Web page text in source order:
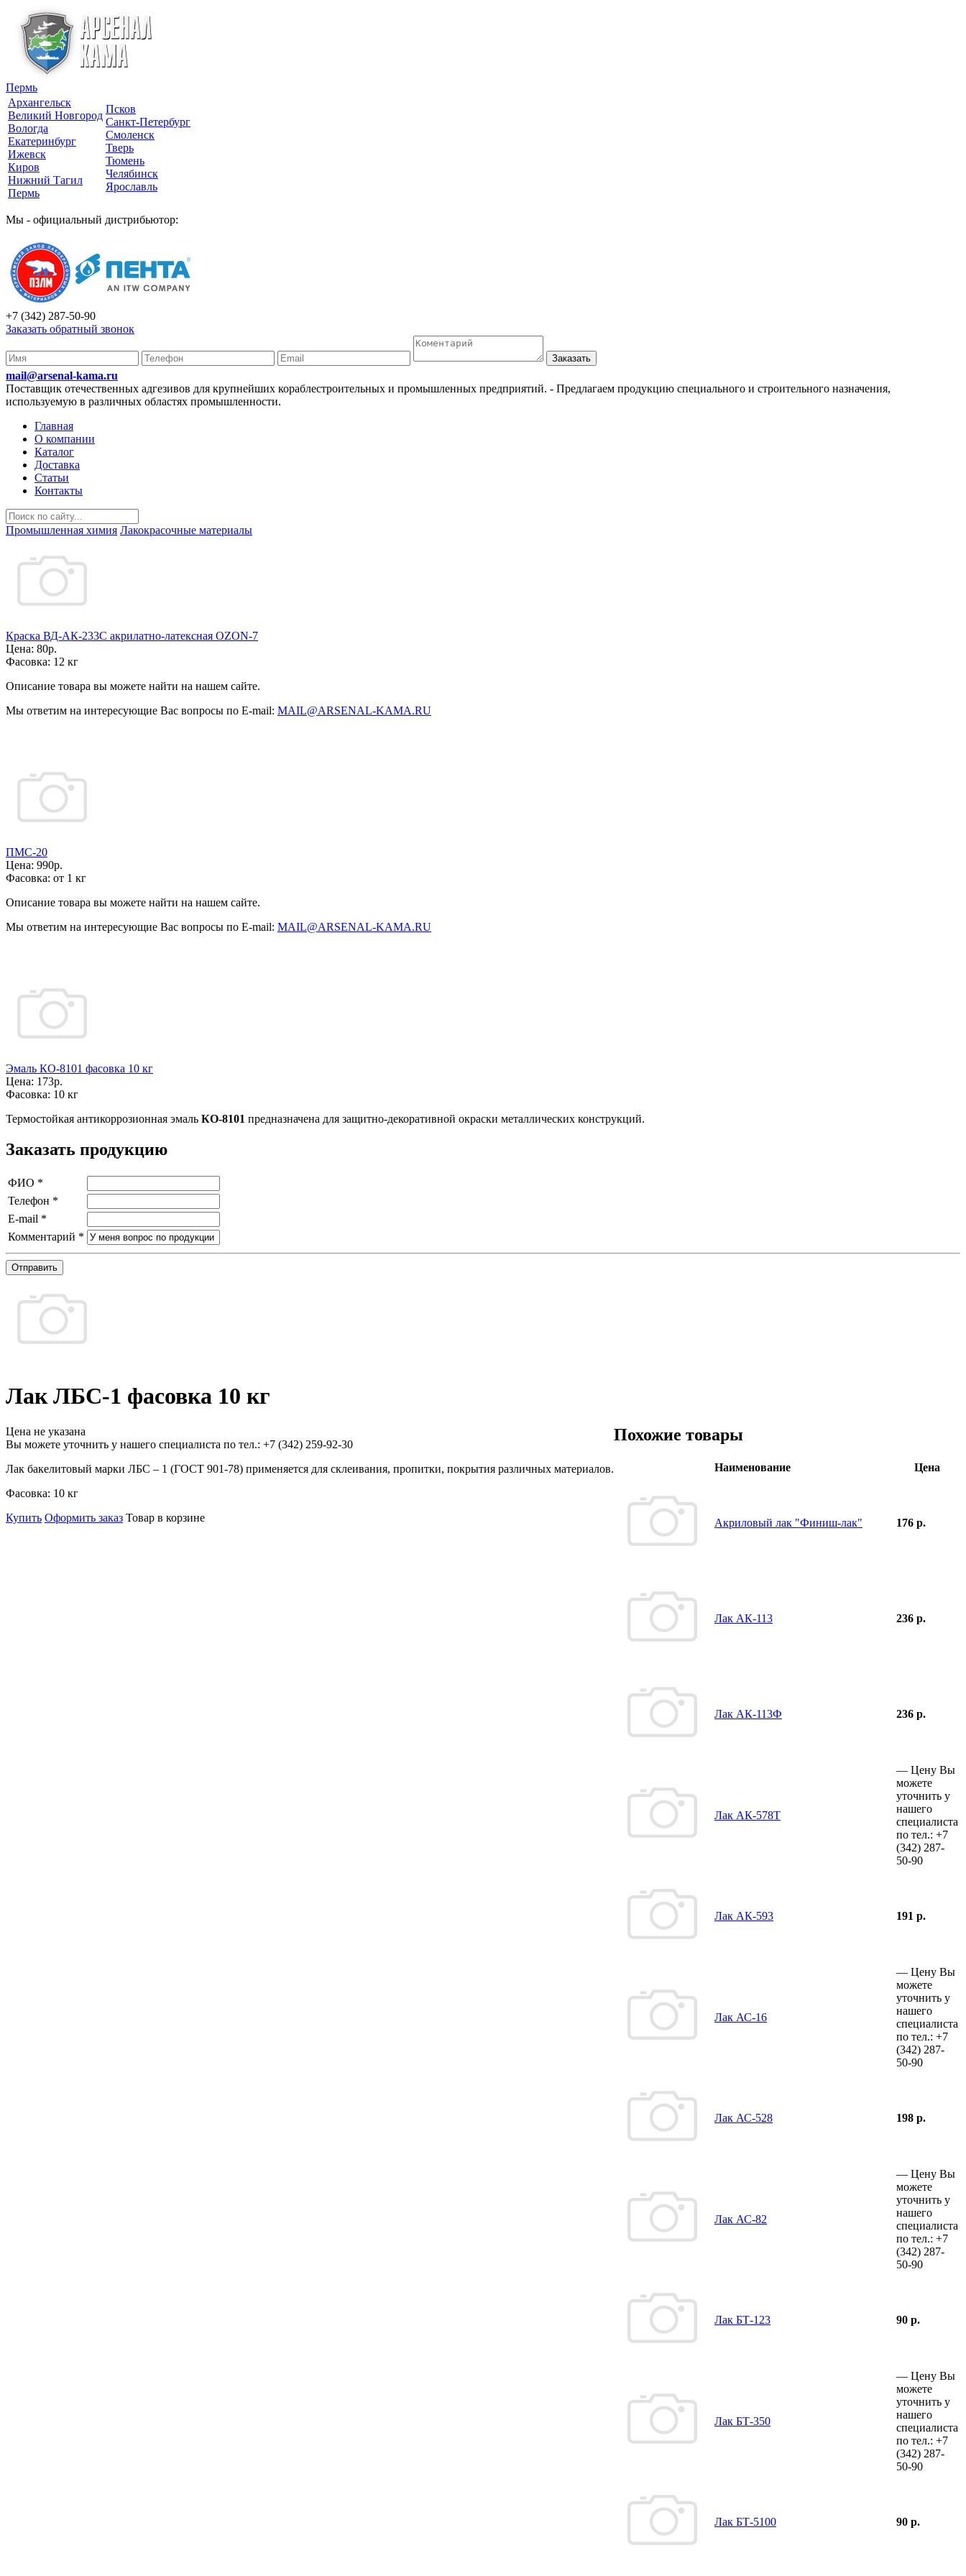
Пермь
Архангельск
Великий Новгород
Вологда
Екатеринбург
Ижевск
Киров
Нижний Тагил
Пермь
Псков
Санкт-Петербург
Смоленск
Тверь
Тюмень
Челябинск
Ярославль
Мы - официальный дистрибьютор:
+7 (342) 287-50-90
Заказать обратный звонок
Заказать
mail@arsenal-kama.ru
Поставщик отечественных адгезивов для крупнейших кораблестроительных и промышленных предприятий. - Предлагаем продукцию специального и строительного назначения,
используемую в различных областях промышленности.
Главная
О компании
Каталог
Доставка
Статьи
Контакты
Промышленная химия Лакокрасочные материалы
Краска ВД-АК-233С акрилатно-латексная OZON-7
Цена: 80р.
Фасовка: 12 кг
Описание товара вы можете найти на нашем сайте.
Мы ответим на интересующие Вас вопросы по E-mail: MAIL@ARSENAL-KAMA.RU
ПМС-20
Цена: 990р.
Фасовка: от 1 кг
Описание товара вы можете найти на нашем сайте.
Мы ответим на интересующие Вас вопросы по E-mail: MAIL@ARSENAL-KAMA.RU
Эмаль КО-8101 фасовка 10 кг
Цена: 173р.
Фасовка: 10 кг
Термостойкая антикоррозионная эмаль КО-8101 предназначена для защитно-декоративной окраски металлических конструкций.
Заказать продукцию
ФИО *
Телефон *
E-mail *
Комментарий *
Отправить
Лак ЛБС-1 фасовка 10 кг
Цена не указана
Вы можете уточнить у нашего специалиста по тел.: +7 (342) 259-92-30
Лак бакелитовый марки ЛБС – 1 (ГОСТ 901-78) применяется для склеивания, пропитки, покрытия различных материалов.
Фасовка: 10 кг
Купить Оформить заказ Товар в корзине
Похожие товары
Наименование Цена
Акриловый лак "Финиш-лак" 176 р.
Лак АК-113 236 р.
Лак АК-113Ф 236 р.
Лак АК-578Т
— Цену Вы
можете
уточнить у
нашего
специалиста
по тел.: +7
(342) 287-
50-90
Лак АК-593 191 р.
Лак АС-16
— Цену Вы
можете
уточнить у
нашего
специалиста
по тел.: +7
(342) 287-
50-90
Лак АС-528 198 р.
Лак АС-82
— Цену Вы
можете
уточнить у
нашего
специалиста
по тел.: +7
(342) 287-
50-90
Лак БТ-123 90 р.
Лак БТ-350
— Цену Вы
можете
уточнить у
нашего
специалиста
по тел.: +7
(342) 287-
50-90
Лак БТ-5100 90 р.